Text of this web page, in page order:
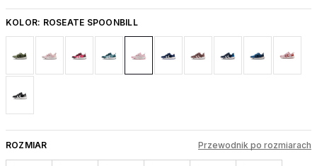
KOLOR: ROSEATE SPOONBILL
ROZMIAR Przewodnik po rozmiarach